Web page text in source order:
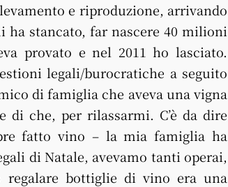
e riproduzione, arrivando
stancato, far nascere 40 milioni
provato e nel 2011 ho lasciato.
legali/burocratiche a seguito
di famiglia che aveva una vigna
di che, per rilassarmi. C’è da dire
fatto vino – la mia famiglia ha
di Natale, avevamo tanti operai,
regalare bottiglie di vino era una